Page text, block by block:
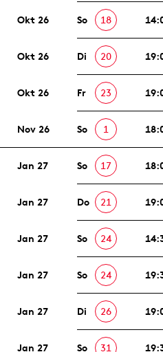
Okt 26 So 18
Okt 26 Di 20
Okt 26 Fr 23
Nov 26 So 1
Jan 27 So 17
Jan 27 Do 21
Jan 27 So 24
Jan 27 So 24
Jan 27 Di 26
Jan 27 So 31